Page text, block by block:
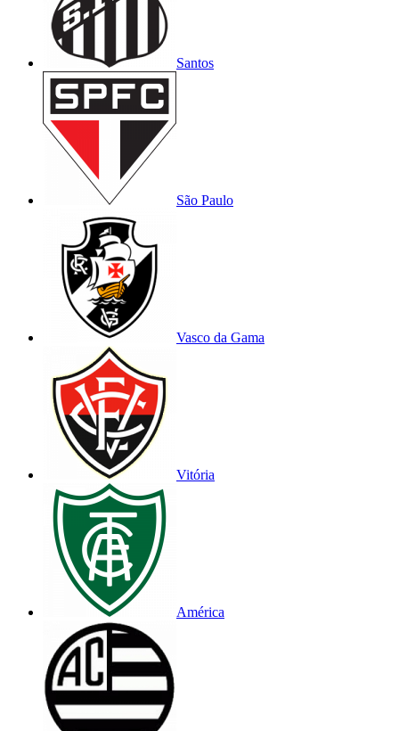
Santos
São Paulo
Vasco da Gama
Vitória
América